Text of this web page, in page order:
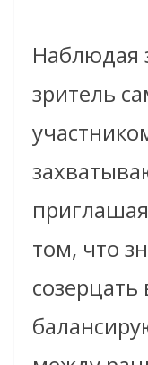
Наблюдая
зритель
том, что